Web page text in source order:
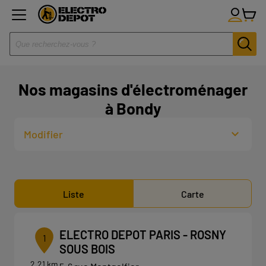
Nos magasins d'électroménager
à Bondy
Modifier
Liste Carte
1
2.21 km
ELECTRO DEPOT PARIS - ROSNY
SOUS BOIS